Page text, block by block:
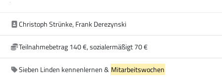
Christoph Strünke, Frank Derezynski
Teilnahmebetrag 140 €, sozialermäßigt 70 €
Sieben Linden kennenlernen & Mitarbeitswochen